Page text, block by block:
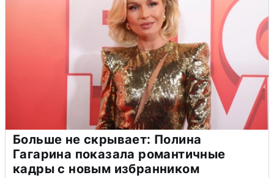
Больше не скрывает: Полина
Гагарина показала романтичные
кадры с новым избранником